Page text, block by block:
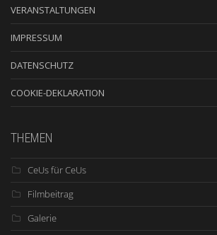
VERANSTALTUNGEN
IMPRESSUM
DATENSCHUTZ
COOKIE-DEKLARATION
THEMEN
CeUs für CeUs
Filmbeitrag
Galerie